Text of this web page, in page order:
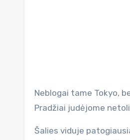
Neblogai tame Tokyo,
Pradžiai judėjome
Šalies viduje